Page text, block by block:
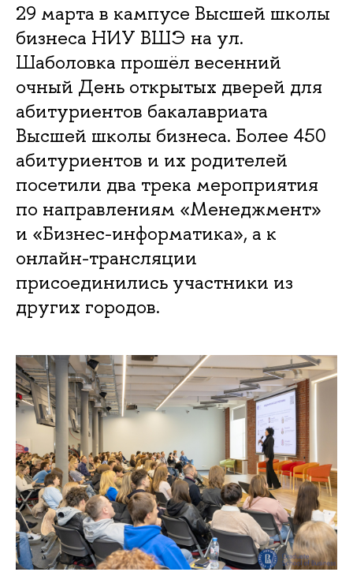
29 марта в кампусе Высшей школы
бизнеса НИУ ВШЭ на ул.
Шаболовка прошёл весенний
очный День открытых дверей для
абитуриентов бакалавриата
Высшей школы бизнеса. Более 450
абитуриентов и их родителей
посетили два трека мероприятия
по направлениям «Менеджмент»
и «Бизнес-информатика», а к
онлайн-трансляции
присоединились участники из
других городов.